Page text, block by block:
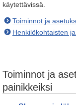
käytettävissä.
Toiminnot ja
Henkilökohtaisten
Toiminnot ja
painikkeiksi